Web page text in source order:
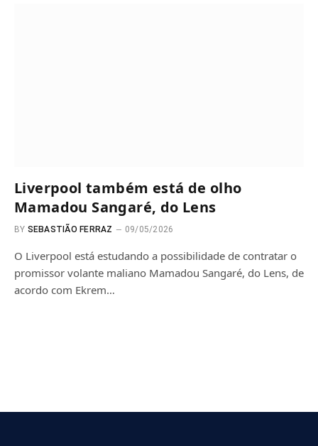
Liverpool também está de olho
Mamadou Sangaré, do Lens
BY SEBASTIÃO FERRAZ 09/05/2026
O Liverpool está estudando a possibilidade de contratar o
promissor volante maliano Mamadou Sangaré, do Lens, de
acordo com Ekrem…